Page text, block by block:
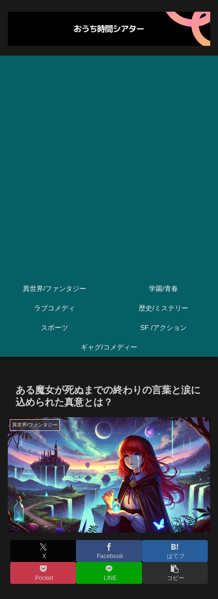
異世界/ファンタジー 学園/青春
ラブコメディ 歴史/ミステリー
スポーツ SF /アクション
ギャグ/コメディー
ある魔女が死ぬまでの終わりの言葉と涙に
込められた真意とは？
異世界/ファンタジー
X Facebook はてブ
Pocket LINE コピー